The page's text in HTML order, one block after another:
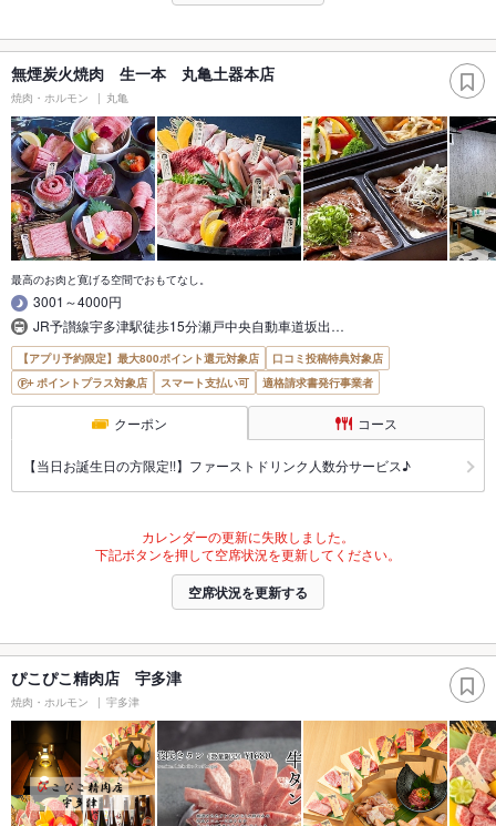
無煙炭火焼肉 生一本 丸亀土器本店
焼肉・ホルモン 丸亀
最高のお肉と寛げる空間でおもてなし。
3001～4000円
JR予讃線宇多津駅徒歩15分瀬戸中央自動車道坂出…
【アプリ予約限定】最大800ポイント還元対象店
口コミ投稿特典対象店
ポイントプラス対象店
スマート支払い可 適格請求書発行事業者
クーポン コース
【当日お誕生日の方限定!!】ファーストドリンク人数分サービス♪
カレンダーの更新に失敗しました。
下記ボタンを押して空席状況を更新してください。
空席状況を更新する
ぴこぴこ精肉店 宇多津
焼肉・ホルモン 宇多津